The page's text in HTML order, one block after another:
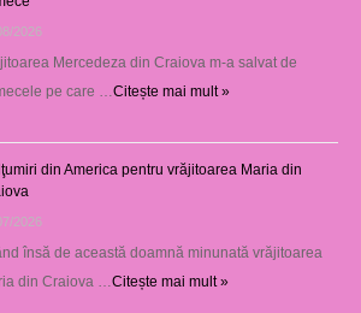
2026
Mercedeza din Craiova m-a salvat de
pe care … Citește mai mult »
din America pentru vrăjitoarea Maria din
2026
însă de această doamnă minunată vrăjitoarea
din Craiova … Citește mai mult »